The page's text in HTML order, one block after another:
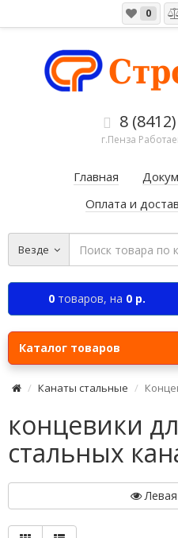
0
8
г.Пенза
Главная
Оплата и
Везде
0 товаров, на 0 р.
Каталог товаров
Канаты стальные
концевики
стальных
Левая